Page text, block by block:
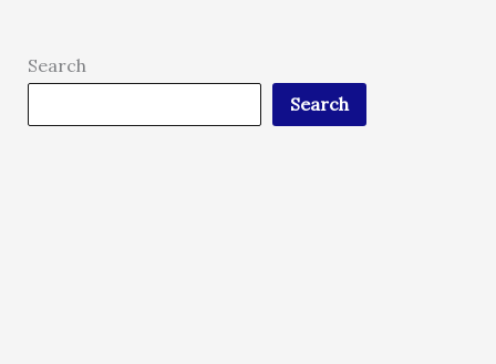
Search
Search